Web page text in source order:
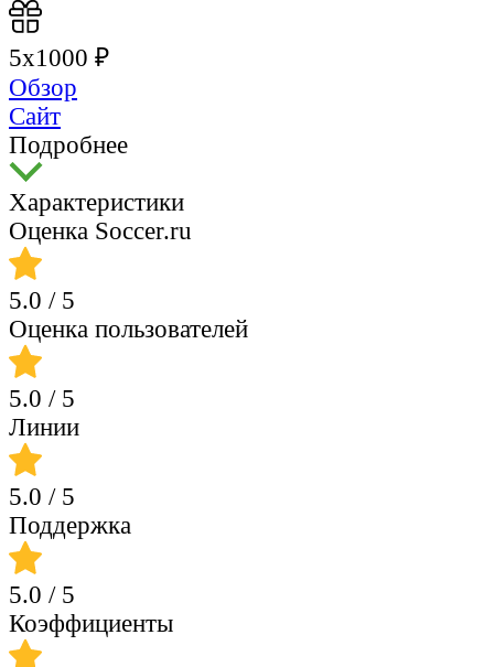
5х1000 ₽
Обзор
Сайт
Подробнее
Характеристики
Оценка Soccer.ru
5.0 / 5
Оценка пользователей
5.0 / 5
Линии
5.0 / 5
Поддержка
5.0 / 5
Коэффициенты